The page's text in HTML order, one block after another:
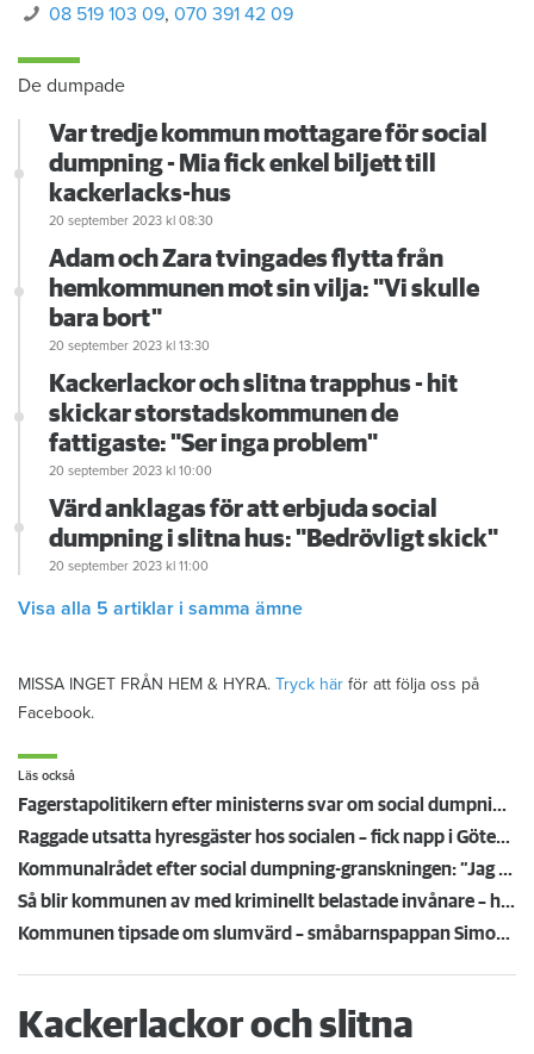
08 519 103 09,070 391 42 09
De dumpade
Var tredje kommun mottagare för social
dumpning - Mia fick enkel biljett till
kackerlacks-hus
20 september 2023 kl 08:30
Adam och Zara tvingades flytta från
hemkommunen mot sin vilja: "Vi skulle
bara bort"
20 september 2023 kl 13:30
Kackerlackor och slitna trapphus - hit
skickar storstadskommunen de
fattigaste: "Ser inga problem"
20 september 2023 kl 10:00
Värd anklagas för att erbjuda social
dumpning i slitna hus: "Bedrövligt skick"
20 september 2023 kl 11:00
Visa alla 5 artiklar i samma ämne
MISSA INGET FRÅN HEM & HYRA. Tryck här för att följa oss på
Facebook.
Läs också
Fagerstapolitikern efter ministerns svar om social dumpning: ”Vi behöver hjälp nu!”
Raggade utsatta hyresgäster hos socialen – fick napp i Göteborg
Kommunalrådet efter social dumpning-granskningen: ”Jag kokar av ilska”
Så blir kommunen av med kriminellt belastade invånare – hjälper till med flytt norrut
Kommunen tipsade om slumvärd – småbarnspappan Simon tvingades betala tre månadshyror
Kackerlackor och slitna